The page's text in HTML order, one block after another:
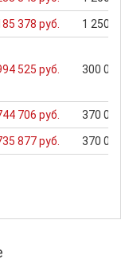
378 руб. 1 250
525 руб. 300 000
706 руб. 370 000
877 руб. 370 000